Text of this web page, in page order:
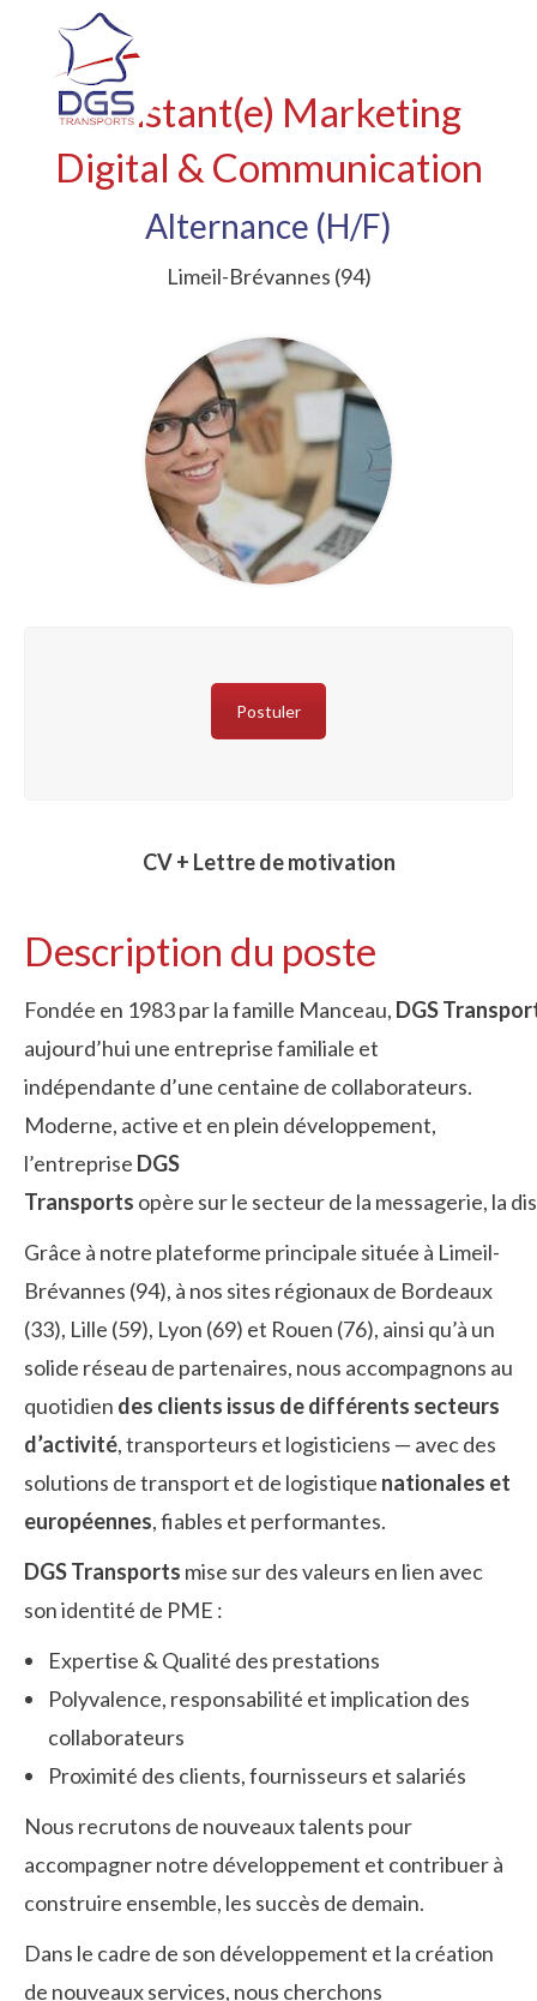
Assistant(e) Marketing
Digital & Communication
Alternance (H/F)
Limeil-Brévannes (94)
Postuler
CV + Lettre de motivation
Description du poste
Fondée en 1983 par la famille Manceau, DGS
aujourd’hui une entreprise familiale et
indépendante d’une centaine de collaborateurs.
Moderne, active et en plein développement,
l’entreprise DGS
Transports opère sur le secteur de la messagerie, la
Grâce à notre plateforme principale située à Limeil-
Brévannes (94), à nos sites régionaux de Bordeaux
(33), Lille (59), Lyon (69) et Rouen (76), ainsi qu’à un
solide réseau de partenaires, nous accompagnons au
quotidien des clients issus de différents secteurs
d’activité, transporteurs et logisticiens — avec des
solutions de transport et de logistique nationales et
européennes, fiables et performantes.
DGS Transports mise sur des valeurs en lien avec
son identité de PME :
Expertise & Qualité des prestations
Polyvalence, responsabilité et implication des
collaborateurs
Proximité des clients, fournisseurs et salariés
Nous recrutons de nouveaux talents pour
accompagner notre développement et contribuer à
construire ensemble, les succès de demain.
Dans le cadre de son développement et la création
de nouveaux services, nous cherchons